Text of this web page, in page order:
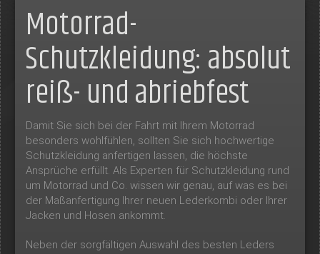
Motorrad-
Schutzkleidung: absolut
reiß- und abriebfest
Damit Sie sich bei der Fahrt mit Ihrem Motorrad
besonders wohlfühlen, sollten Sie sich hochwertige
Schutzkleidung anfertigen lassen, die höchste
Ansprüche erfüllt. Als Experten für Schutzkleidung rund
um Motorrad und Co. wissen wir genau, auf was es bei
der Maßanfertigung Ihrer neuen Lederkombi oder Ihrer
Jacken und Hosen ankommt.
Neben der sorgfältigen Auswahl des besten Leders